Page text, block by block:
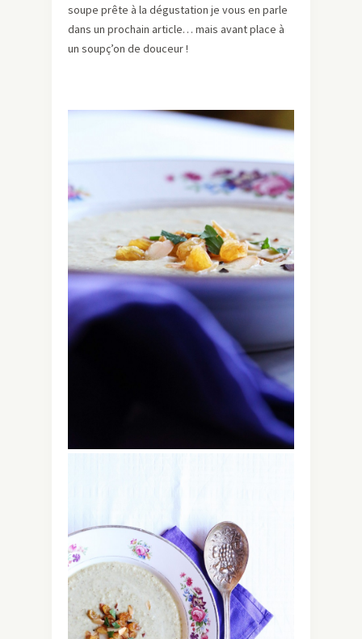
soupe prête à la dégustation je vous en parle
dans un prochain article… mais avant place à
un soupç’on de douceur !